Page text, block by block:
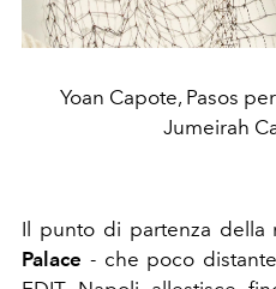
Yoan Capote, Pasos
Jumeirah
Il punto di partenza della
Palace - che poco